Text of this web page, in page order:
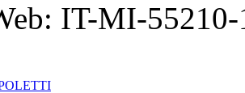
IT-MI-55210-